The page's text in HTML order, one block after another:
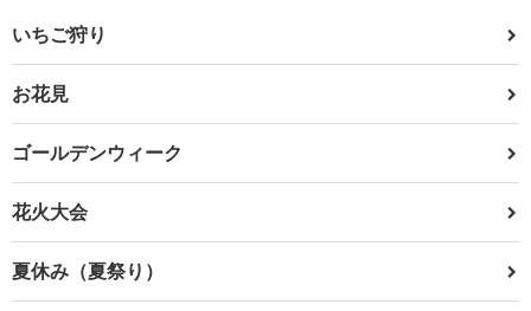
いちご狩り
お花見
ゴールデンウィーク
花火大会
夏休み（夏祭り）